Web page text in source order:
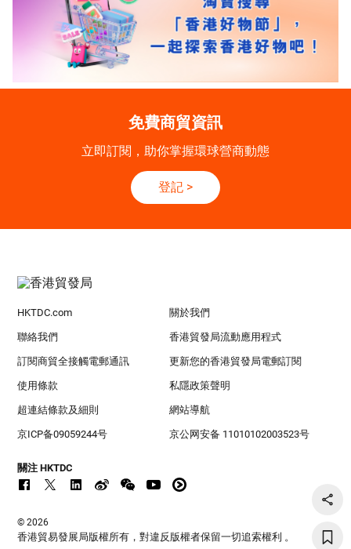
免費商貿資訊
立即訂閱，助你掌握環球營商動態
登記 >
HKTDC.com 關於我們
聯絡我們 香港貿發局流動應用程式
訂閱商貿全接觸電郵通訊 更新您的香港貿發局電郵訂閱
使用條款 私隱政策聲明
超連結條款及細則 網站導航
京ICP备09059244号 京公网安备 11010102003523号
關注 HKTDC
© 2026
香港貿易發展局版權所有，對違反版權者保留一切追索權利 。